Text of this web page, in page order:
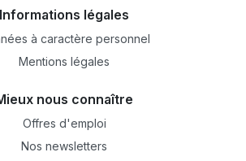
Informations légales
à caractère personnel
Mentions légales
nous connaître
Offres d'emploi
Nos newsletters